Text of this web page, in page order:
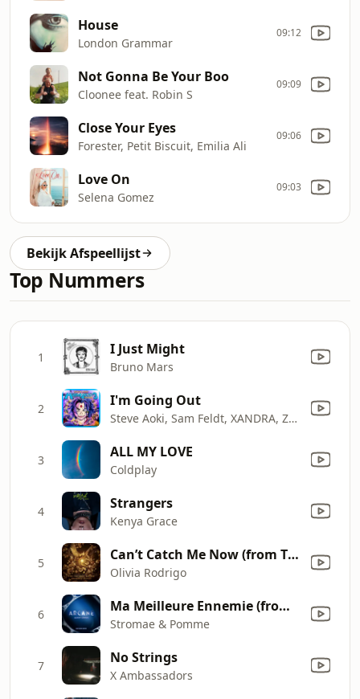
House
London Grammar
09:12
Not Gonna Be Your Boo
Cloonee feat. Robin S
09:09
Close Your Eyes
Forester, Petit Biscuit, Emilia Ali
09:06
Love On
Selena Gomez
09:03
Bekijk Afspeellijst
Top Nummers
1 I Just Might
Bruno Mars
2 I'm Going Out
Steve Aoki, Sam Feldt, XANDRA, Zak Abel & Nile Rodgers
3 ALL MY LOVE
Coldplay
4 Strangers
Kenya Grace
5 Can’t Catch Me Now (from The Hunger Games: The Ballad of Songbirds & Snakes)
Olivia Rodrigo
6 Ma Meilleure Ennemie (from the series Arcane League of Legends)
Stromae & Pomme
7 No Strings
X Ambassadors